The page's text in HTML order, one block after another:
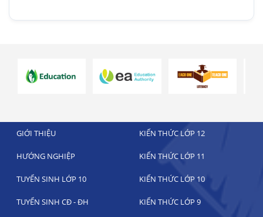
GIỚI THIỆU KIẾN THỨC LỚP 12
HƯỚNG NGHIỆP KIẾN THỨC LỚP 11
TUYỂN SINH LỚP 10 KIẾN THỨC LỚP 10
TUYỂN SINH CĐ - ĐH KIẾN THỨC LỚP 9